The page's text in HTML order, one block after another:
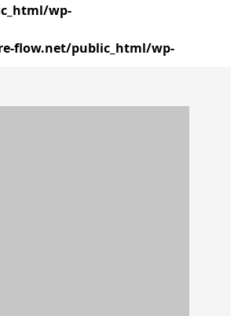
wp-
flow.net/public_html/wp-